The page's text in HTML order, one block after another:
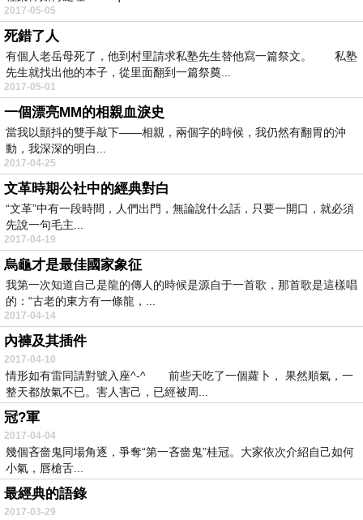
2017-05-05
死錯了人
有個人老岳母死了，他到村里請求私塾先生替他寫一篇祭文。 私塾
先生就找出他的本子，從里面翻到一篇祭奠...
2017-05-01
一個漂亮MM的相親血淚史
當我以顫抖的雙手敲下——相親，兩個字的時候，我仍然有翻胃的沖
動，我深深的明白...
2017-04-25
文革時期公社中的經典對白
“文革”中有一段時間，人們出門，無論說什么話，只要一開口，就必須
先說一句毛主...
2017-04-19
烏龜才是最佳國家象征
我第一次知道自己是龍的傳人的時候是源自于一首歌，那首歌是這樣唱
的：“古老的東方有一條龍，...
2017-04-14
內褲及其插件
2017-04-10
情形如有雷同請對號入座^-^ 前些天吃了一個蘿卜， 果然順氣，一
整天都放氣不已。害人害己，已經被周...
冠?軍
2017-04-04
幾個吝嗇鬼同場角逐，爭奪“第一吝嗇鬼”桂冠。大家依次介紹自己如何
小氣，唇槍舌...
最經典的語錄
2017-03-29